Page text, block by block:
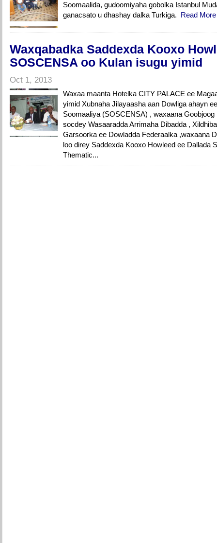
Soomaalida, gudoomiyaha gobolka Istanbul
ganacsato u dhashay dalka Turkiga. Read
Waxqabadka Saddexda Kooxo
SOSCENSA oo Kulan isugu yimid
Oct 1, 2013
Waxaa maanta Hotelka CITY PALACE ee
yimid Xubnaha Jilayaasha aan Dowliga ahayn
Soomaaliya (SOSCENSA) , waxaana
socdey Wasaaradda Arrimaha Dibadda ,
Garsoorka ee Dowladda Federaalka ,waxaana
loo direy Saddexda Kooxo Howleed ee Dallada
Thematic...